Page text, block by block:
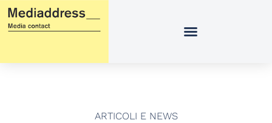
Vai
contenuto
ARTICOLI E NEWS